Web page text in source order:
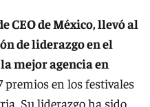
CEO de México, llevó al
de liderazgo en el
mejor agencia en
premios en los festivales
Su liderazgo ha sido